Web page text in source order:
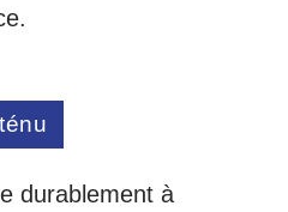
durablement à